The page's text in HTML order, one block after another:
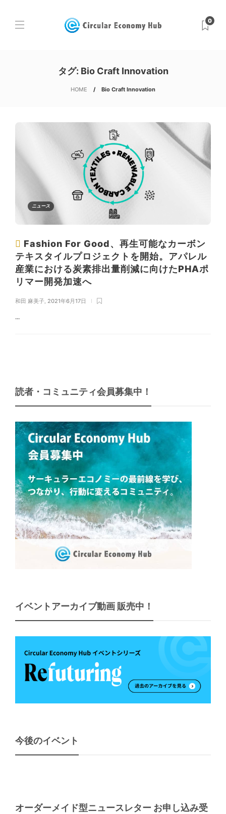
0
タグ: Bio Craft Innovation
HOME Bio Craft Innovation
ニュース
Fashion For Good、再生可能なカーボン
テキスタイルプロジェクトを開始。アパレル
産業における炭素排出量削減に向けたPHAポ
リマー開発加速へ
和田 麻美子 2021年6月17日
...
読者・コミュニティ会員募集中！
イベントアーカイブ動画 販売中！
今後のイベント
オーダーメイド型ニュースレター お申し込み受